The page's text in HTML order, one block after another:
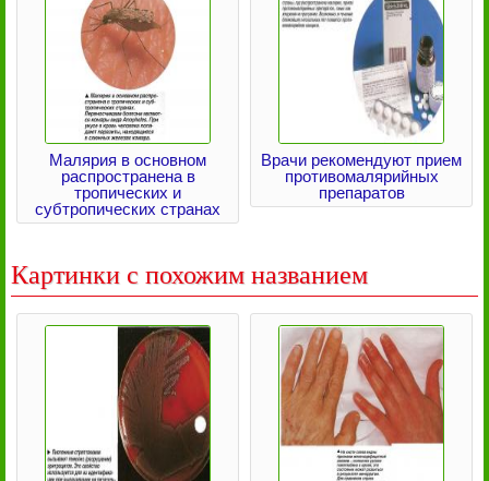
Малярия в основном
распространена в
тропических и
субтропических странах
Врачи рекомендуют прием
противомалярийных
препаратов
Картинки с похожим названием